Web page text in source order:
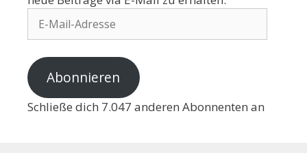
Abonnieren
Schließe dich 7.047 anderen Abonnenten an